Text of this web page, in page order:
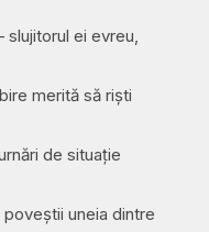
ei evreu,
merită să riști
de situație
uneia dintre